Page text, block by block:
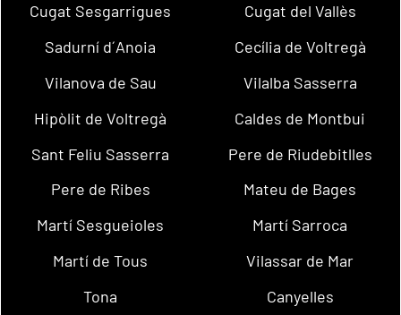
Cugat Sesgarrigues
Cugat del Vallès
Sadurní d´Anoia
Cecília de Voltregà
Vilanova de Sau
Vilalba Sasserra
Hipòlit de Voltregà
Caldes de Montbui
Sant Feliu Sasserra
Pere de Riudebitlles
Pere de Ribes
Mateu de Bages
Martí Sesgueioles
Martí Sarroca
Martí de Tous
Vilassar de Mar
Tona
Canyelles